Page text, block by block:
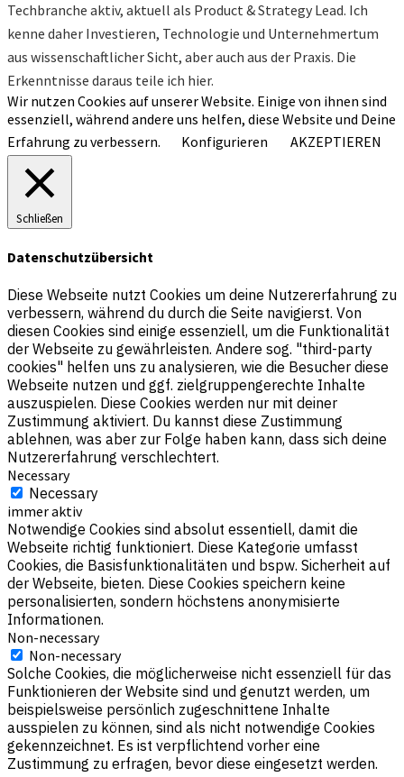
Techbranche aktiv, aktuell als Product & Strategy Lead. Ich
kenne daher Investieren, Technologie und Unternehmertum
aus wissenschaftlicher Sicht, aber auch aus der Praxis. Die
Erkenntnisse daraus teile ich hier.
Wir nutzen Cookies auf unserer Website. Einige von ihnen sind
essenziell, während andere uns helfen, diese Website und Deine
Erfahrung zu verbessern.
Konfigurieren AKZEPTIEREN
Schließen
Datenschutzübersicht
Diese Webseite nutzt Cookies um deine Nutzererfahrung zu
verbessern, während du durch die Seite navigierst. Von
diesen Cookies sind einige essenziell, um die Funktionalität
der Webseite zu gewährleisten. Andere sog. "third-party
cookies" helfen uns zu analysieren, wie die Besucher diese
Webseite nutzen und ggf. zielgruppengerechte Inhalte
auszuspielen. Diese Cookies werden nur mit deiner
Zustimmung aktiviert. Du kannst diese Zustimmung
ablehnen, was aber zur Folge haben kann, dass sich deine
Nutzererfahrung verschlechtert.
Necessary
Necessary
immer aktiv
Notwendige Cookies sind absolut essentiell, damit die
Webseite richtig funktioniert. Diese Kategorie umfasst
Cookies, die Basisfunktionalitäten und bspw. Sicherheit auf
der Webseite, bieten. Diese Cookies speichern keine
personalisierten, sondern höchstens anonymisierte
Informationen.
Non-necessary
Non-necessary
Solche Cookies, die möglicherweise nicht essenziell für das
Funktionieren der Website sind und genutzt werden, um
beispielsweise persönlich zugeschnittene Inhalte
ausspielen zu können, sind als nicht notwendige Cookies
gekennzeichnet. Es ist verpflichtend vorher eine
Zustimmung zu erfragen, bevor diese eingesetzt werden.